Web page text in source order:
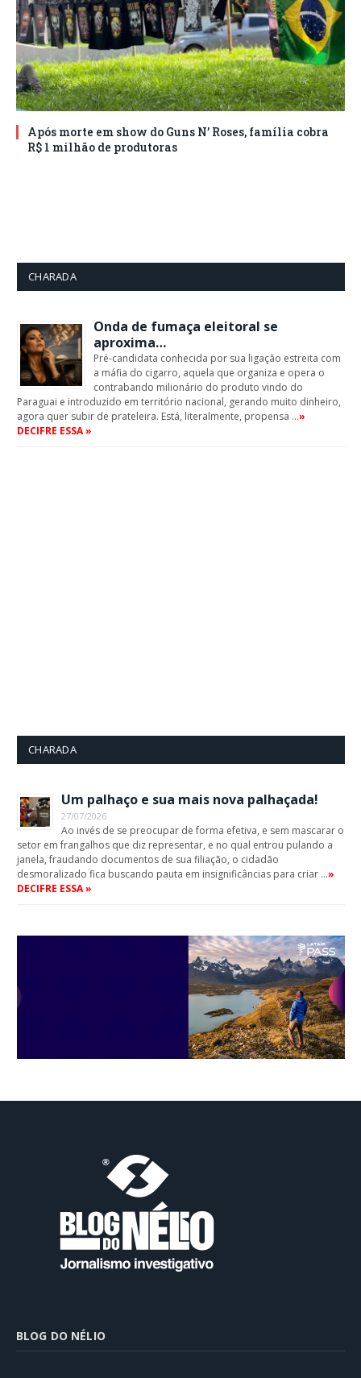
Após morte em show do Guns N’ Roses, família cobra
R$ 1 milhão de produtoras
CHARADA
Onda de fumaça eleitoral se
aproxima…
Pré-candidata conhecida por sua ligação estreita com
a máfia do cigarro, aquela que organiza e opera o
contrabando milionário do produto vindo do
Paraguai e introduzido em território nacional, gerando muito dinheiro,
agora quer subir de prateleira. Está, literalmente, propensa …»
DECIFRE ESSA »
CHARADA
Um palhaço e sua mais nova palhaçada!
27/07/2026
Ao invés de se preocupar de forma efetiva, e sem mascarar o
setor em frangalhos que diz representar, e no qual entrou pulando a
janela, fraudando documentos de sua filiação, o cidadão
desmoralizado fica buscando pauta em insignificâncias para criar …»
DECIFRE ESSA »
BLOG DO NÉLIO